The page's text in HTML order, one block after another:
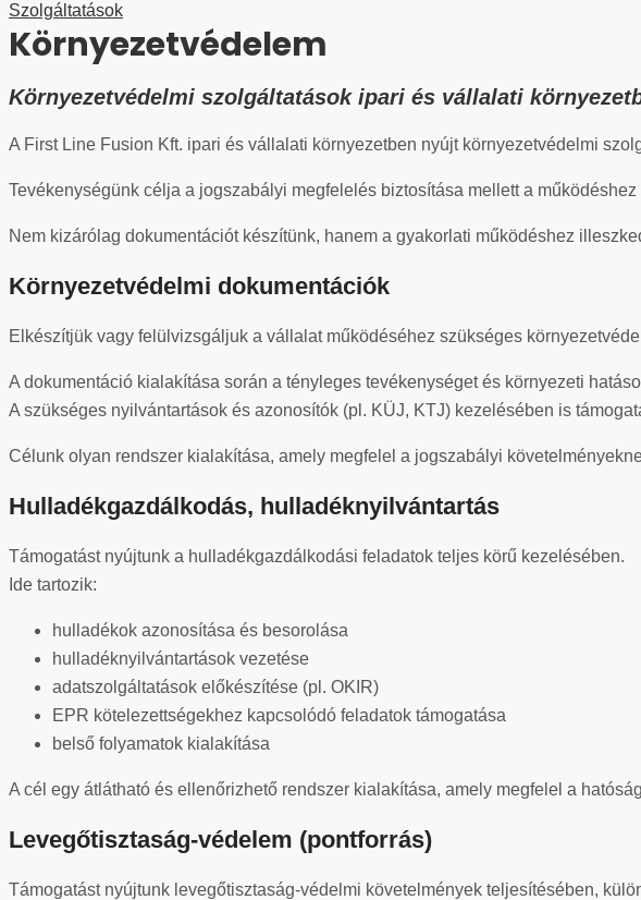
Szolgáltatások
Környezetvédelem
Környezetvédelmi szolgáltatások ipari és vállalati
A First Line Fusion Kft. ipari és vállalati környezetben nyújt környezetvédelmi
Tevékenységünk célja a jogszabályi megfelelés biztosítása mellett a
Nem kizárólag dokumentációt készítünk, hanem a gyakorlati működéshez
Környezetvédelmi dokumentációk
Elkészítjük vagy felülvizsgáljuk a vállalat működéséhez szükséges
A dokumentáció kialakítása során a tényleges tevékenységet és környezeti
A szükséges nyilvántartások és azonosítók (pl. KÜJ, KTJ) kezelésében is
Célunk olyan rendszer kialakítása, amely megfelel a jogszabályi
Hulladékgazdálkodás, hulladéknyilvántartás
Támogatást nyújtunk a hulladékgazdálkodási feladatok teljes körű kezelésében.
Ide tartozik:
hulladékok azonosítása és besorolása
hulladéknyilvántartások vezetése
adatszolgáltatások előkészítése (pl. OKIR)
EPR kötelezettségekhez kapcsolódó feladatok támogatása
belső folyamatok kialakítása
A cél egy átlátható és ellenőrizhető rendszer kialakítása, amely megfelel a
Levegőtisztaság-védelem (pontforrás)
Támogatást nyújtunk levegőtisztaság-védelmi követelmények teljesítésében,